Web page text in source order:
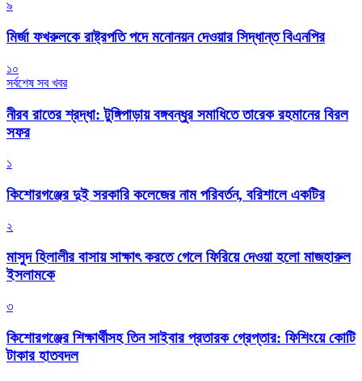
৯
মির্জা ফখরুলকে রাষ্ট্রপতি পদে মনোনয়ন দেওয়ার সিদ্ধান্ত বিএনপির
১০
সর্বশেষ সব খবর
নীরব রাতের শ্রদ্ধা: টুঙ্গিপাড়ায় বঙ্গবন্ধুর সমাধিতে তারেক রহমানের বিরল
সফর
১
কিশোরগঞ্জের দুই সরকারি কলেজের নাম পরিবর্তন, বরিশালে একটির
২
মাসুদ হিলালীর বাসায় সাক্ষাৎ করতে গেলে ফিরিয়ে দেওয়া হলো মাজহারুল
ইসলামকে
৩
কিশোরগঞ্জের শিক্ষার্থীসহ তিন সাইবার প্রতারক গ্রেপ্তার: ফিশিংয়ে কোটি
টাকার হাতবদল